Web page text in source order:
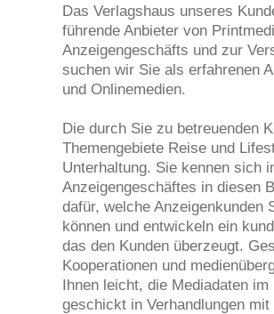
Das Verlagshaus unseres
führende Anbieter von
Anzeigengeschäfts und zur
suchen wir Sie als erfahrenen
und Onlinemedien.
Die durch Sie zu betreuenden
Themengebiete Reise und
Unterhaltung. Sie kennen sich
Anzeigengeschäftes in diesen
dafür, welche Anzeigenkunden
können und entwickeln ein
das den Kunden überzeugt.
Kooperationen und
Ihnen leicht, die Mediadaten
geschickt in Verhandlungen mit